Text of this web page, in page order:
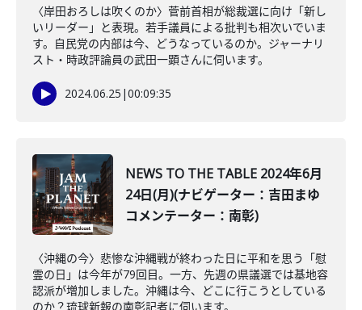
〈岸田おろしは吹くのか〉菅前首相が総裁選に向け「新し
いリーダー」と表現。若手議員による批判も相次いでいま
す。自民党の内部は今、どうなっているのか。ジャーナリ
スト・時政評論員の武田一顕さんに伺います。
2024.06.25 |00:09:35
NEWS TO THE TABLE 2024年6月
24日(月)(ナビゲーター：吉田まゆ
コメンテーター：南彰)
〈沖縄の今〉悲惨な沖縄戦が終わった日に平和を思う「慰
霊の日」は今年が79回目。一方、先週の県議選では基地容
認派が増加しました。沖縄は今、どこに行こうとしている
のか？琉球新報の南彰記者に伺います。